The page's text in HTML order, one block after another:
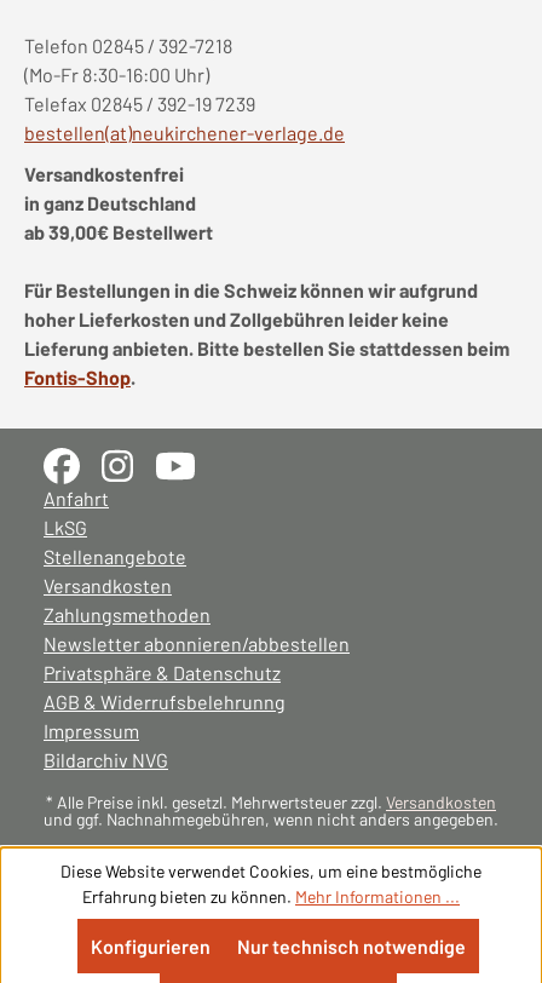
Telefon 02845 / 392-7218
(Mo-Fr 8:30-16:00 Uhr)
Telefax 02845 / 392-19 7239
bestellen(at)neukirchener-verlage.de
Versandkostenfrei
in ganz Deutschland
ab 39,00€ Bestellwert
Für Bestellungen in die Schweiz können wir aufgrund
hoher Lieferkosten und Zollgebühren leider keine
Lieferung anbieten. Bitte bestellen Sie stattdessen beim
Fontis-Shop.
Anfahrt
LkSG
Stellenangebote
Versandkosten
Zahlungsmethoden
Newsletter abonnieren/abbestellen
Privatsphäre & Datenschutz
AGB & Widerrufsbelehrunng
Impressum
Bildarchiv NVG
* Alle Preise inkl. gesetzl. Mehrwertsteuer zzgl. Versandkosten
und ggf. Nachnahmegebühren, wenn nicht anders angegeben.
Diese Website verwendet Cookies, um eine bestmögliche
Erfahrung bieten zu können. Mehr Informationen ...
Nur technisch notwendige
Konfigurieren